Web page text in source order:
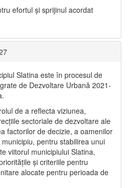
efortul şi sprijinul acordat
Slatina este în procesul de
de Dezvoltare Urbană 2021‐
de a reflecta viziunea,
sectoriale de dezvoltare ale
factorilor de decizie, a oamenilor
pentru stabilirea unui
viitorul municipiului Slatina,
și criteriile pentru
alocate pentru perioada de